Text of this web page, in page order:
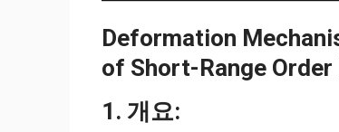
Deformation
of Short-Range
1. 개요: